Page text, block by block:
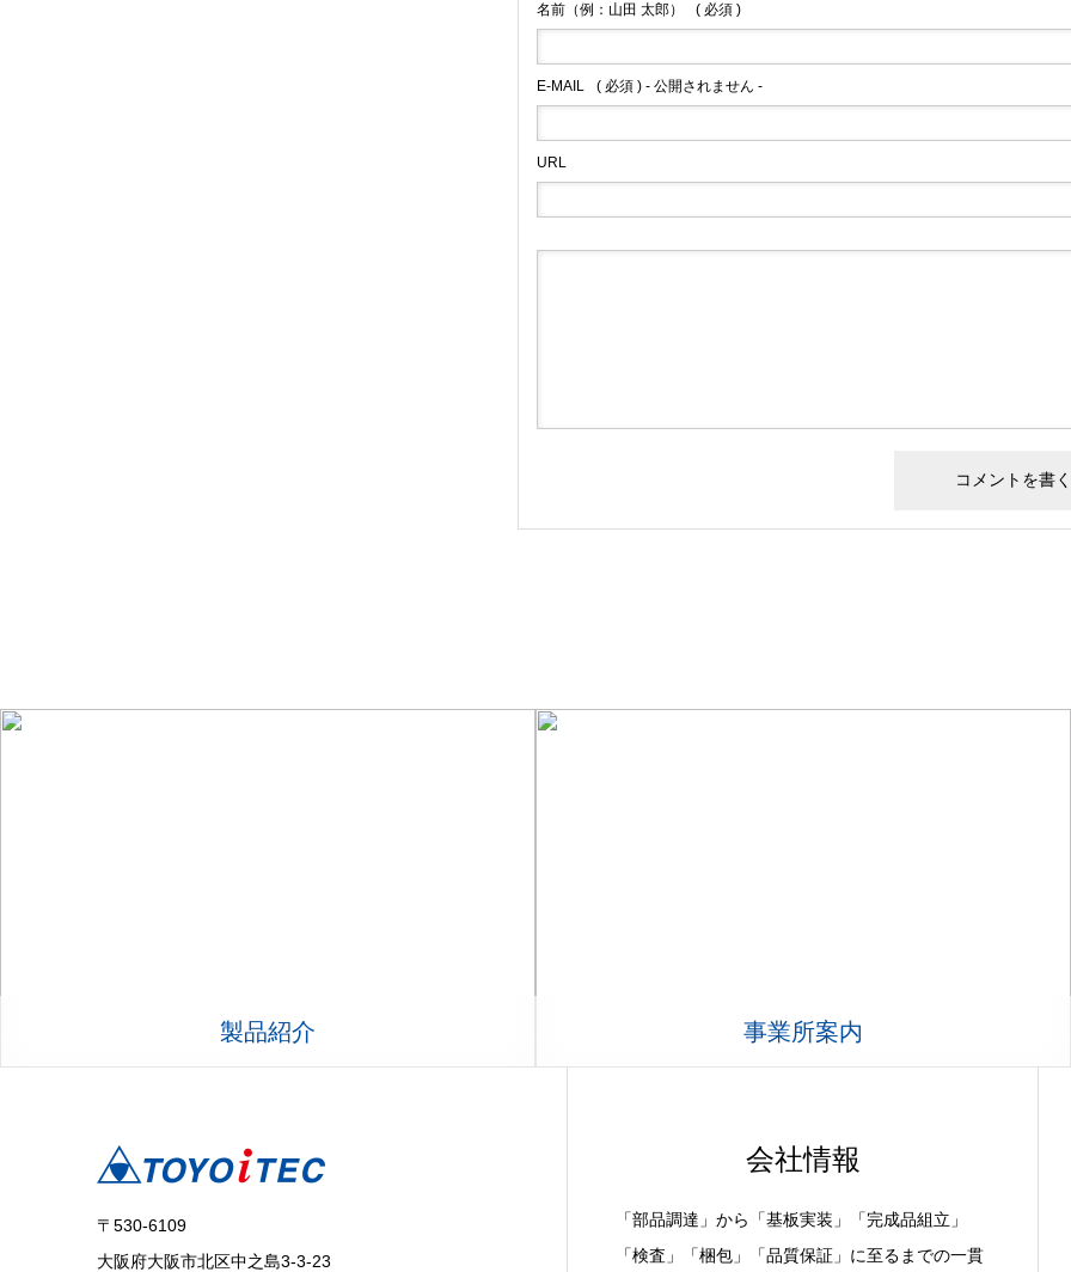
名前（例：山田 太郎） ( 必須 )
E-MAIL ( 必須 ) - 公開されません -
URL
製品紹介 事業所案内
〒530-6109
大阪府大阪市北区中之島3-3-23
会社情報
「部品調達」から「基板実装」「完成品組立」
「検査」「梱包」「品質保証」に至るまでの一貫